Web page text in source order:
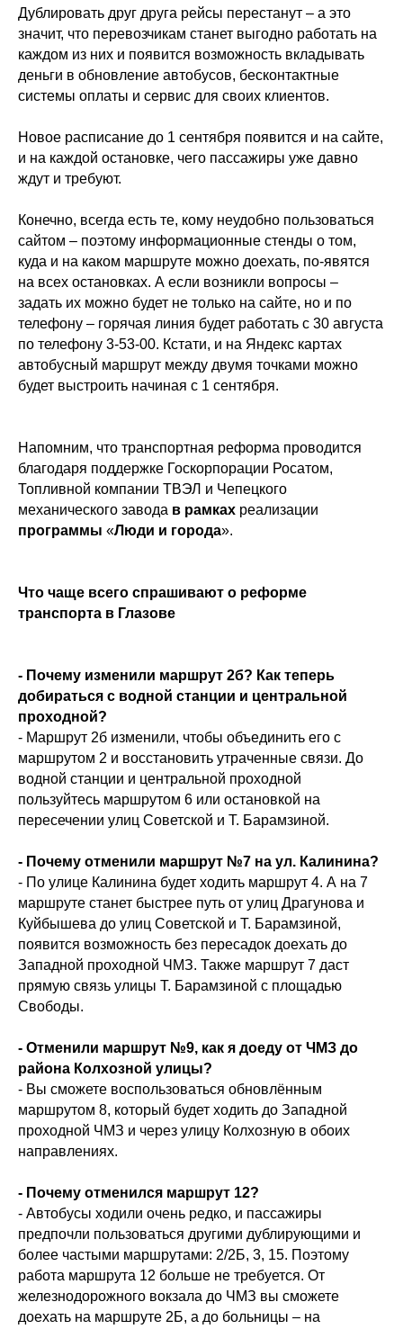
Дублировать друг друга рейсы перестанут – а это
значит, что перевозчикам станет выгодно работать на
каждом из них и появится возможность вкладывать
деньги в обновление автобусов, бесконтактные
системы оплаты и сервис для своих клиентов.
Новое расписание до 1 сентября появится и на сайте,
и на каждой остановке, чего пассажиры уже давно
ждут и требуют.
Конечно, всегда есть те, кому неудобно пользоваться
сайтом – поэтому информационные стенды о том,
куда и на каком маршруте можно доехать, по-явятся
на всех остановках. А если возникли вопросы –
задать их можно будет не только на сайте, но и по
телефону – горячая линия будет работать с 30 августа
по телефону 3-53-00. Кстати, и на Яндекс картах
автобусный маршрут между двумя точками можно
будет выстроить начиная с 1 сентября.
Напомним, что транспортная реформа проводится
благодаря поддержке Госкорпорации Росатом,
Топливной компании ТВЭЛ и Чепецкого
механического завода в рамках реализации
программы «Люди и города».
Что чаще всего спрашивают о реформе
транспорта в Глазове
- Почему изменили маршрут 2б? Как теперь
добираться с водной станции и центральной
проходной?
- Маршрут 2б изменили, чтобы объединить его с
маршрутом 2 и восстановить утраченные связи. До
водной станции и центральной проходной
пользуйтесь маршрутом 6 или остановкой на
пересечении улиц Советской и Т. Барамзиной.
- Почему отменили маршрут №7 на ул. Калинина?
- По улице Калинина будет ходить маршрут 4. А на 7
маршруте станет быстрее путь от улиц Драгунова и
Куйбышева до улиц Советской и Т. Барамзиной,
появится возможность без пересадок доехать до
Западной проходной ЧМЗ. Также маршрут 7 даст
прямую связь улицы Т. Барамзиной с площадью
Свободы.
- Отменили маршрут №9, как я доеду от ЧМЗ до
района Колхозной улицы?
- Вы сможете воспользоваться обновлённым
маршрутом 8, который будет ходить до Западной
проходной ЧМЗ и через улицу Колхозную в обоих
направлениях.
- Почему отменился маршрут 12?
- Автобусы ходили очень редко, и пассажиры
предпочли пользоваться другими дублирующими и
более частыми маршрутами: 2/2Б, 3, 15. Поэтому
работа маршрута 12 больше не требуется. От
железнодорожного вокзала до ЧМЗ вы сможете
доехать на маршруте 2Б, а до больницы – на